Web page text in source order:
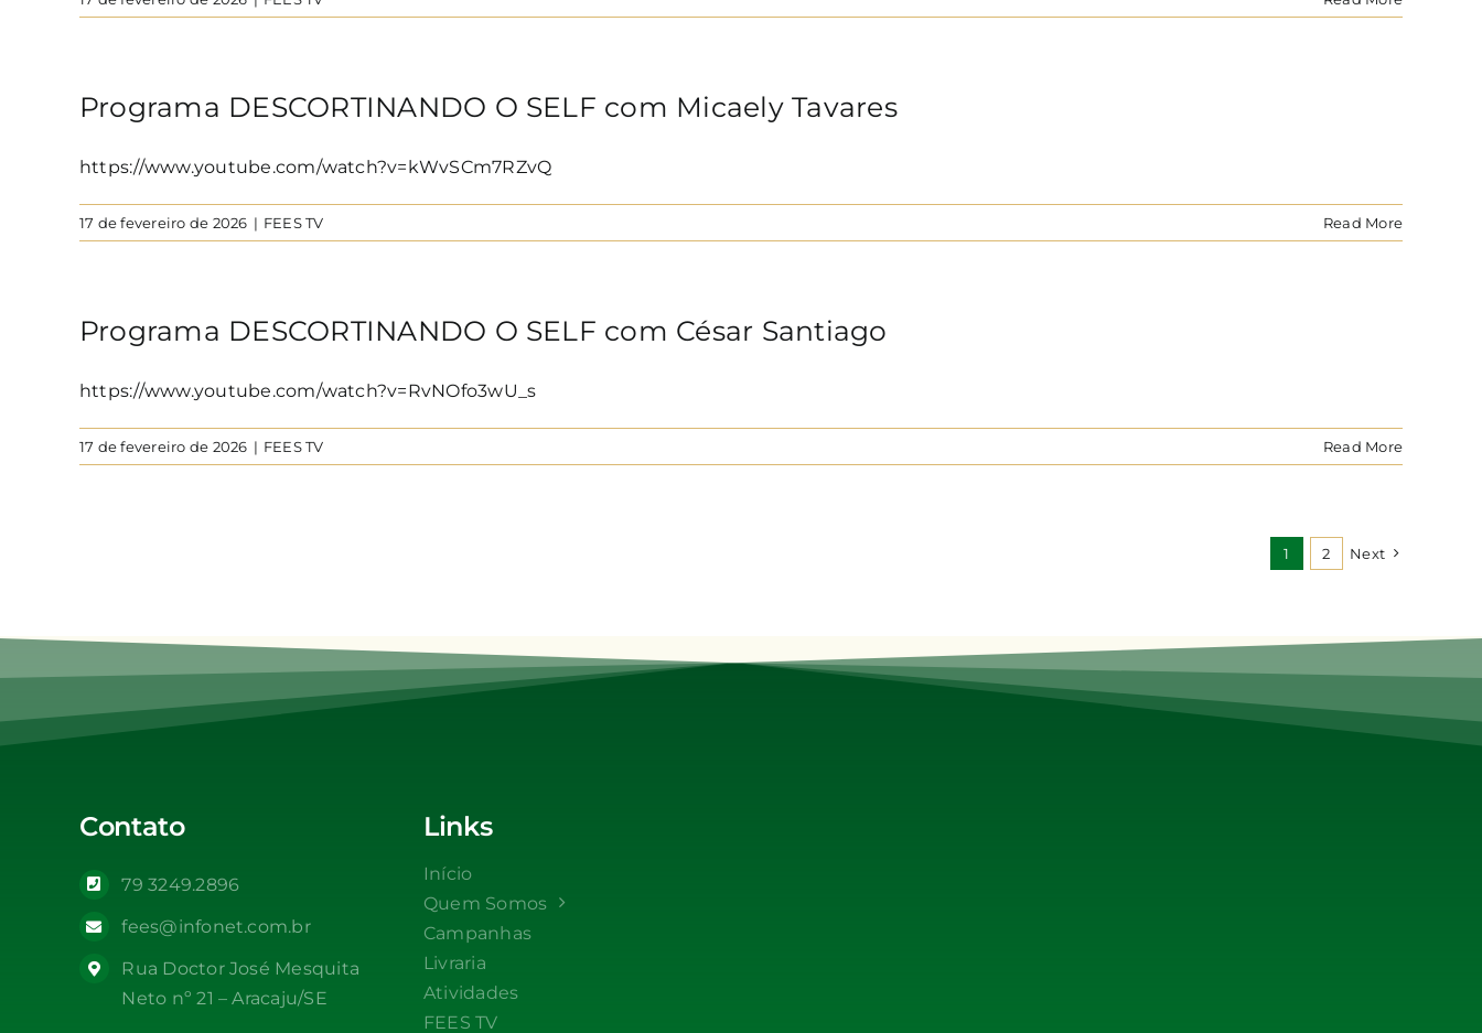
Programa DESCORTINANDO O SELF com Micaely Tavares
https://www.youtube.com/watch?v=kWvSCm7RZvQ
17 de fevereiro de 2026 | FEES TV Read More
Programa DESCORTINANDO O SELF com César Santiago
https://www.youtube.com/watch?v=RvNOfo3wU_s
17 de fevereiro de 2026 | FEES TV Read More
1 2 Next
Contato
79 3249.2896
fees@infonet.com.br
Rua Doctor José Mesquita
Neto nº 21 – Aracaju/SE
Links
Início
Quem Somos
Campanhas
Livraria
Atividades
FEES TV